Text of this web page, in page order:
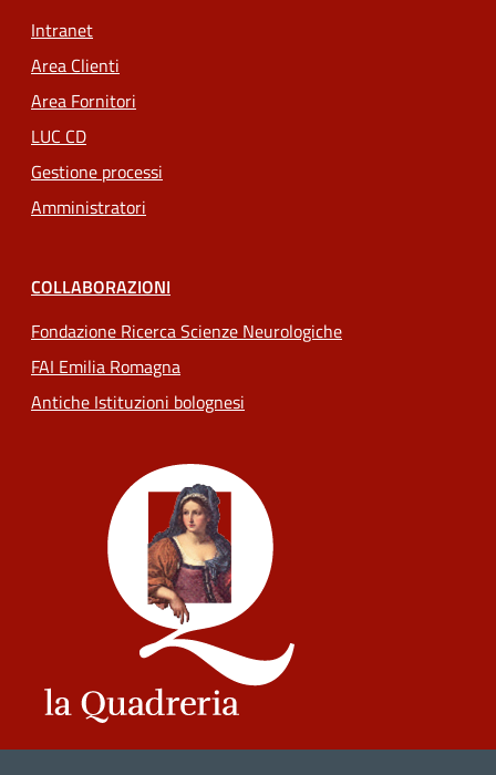
Intranet
Area Clienti
Area Fornitori
LUC CD
Gestione processi
Amministratori
COLLABORAZIONI
Fondazione Ricerca Scienze Neurologiche
FAI Emilia Romagna
Antiche Istituzioni bolognesi